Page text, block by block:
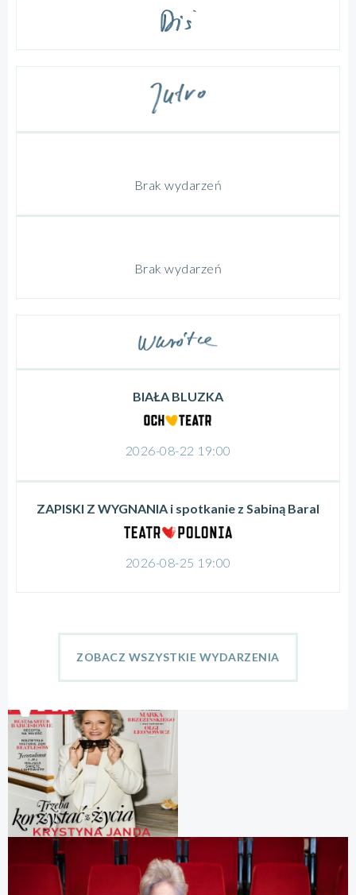
Brak wydarzeń
Brak wydarzeń
BIAŁA BLUZKA
2026-08-22 19:00
ZAPISKI Z WYGNANIA i spotkanie z Sabiną Baral
2026-08-25 19:00
ZOBACZ WSZYSTKIE WYDARZENIA